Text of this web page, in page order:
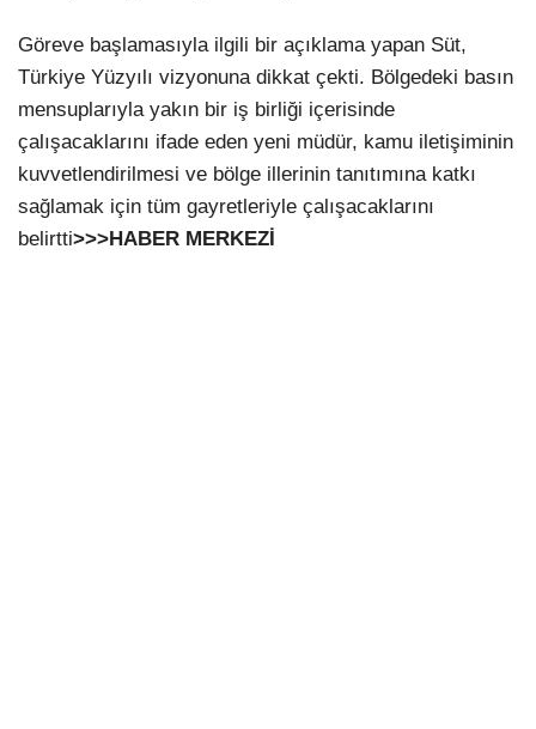
Göreve başlamasıyla ilgili bir açıklama yapan Süt,
Türkiye Yüzyılı vizyonuna dikkat çekti. Bölgedeki basın
mensuplarıyla yakın bir iş birliği içerisinde
çalışacaklarını ifade eden yeni müdür, kamu iletişiminin
kuvvetlendirilmesi ve bölge illerinin tanıtımına katkı
sağlamak için tüm gayretleriyle çalışacaklarını
belirtti>>>HABER MERKEZİ